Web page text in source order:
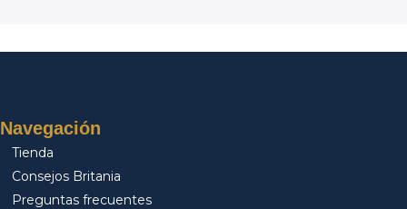
Navegación
Tienda
Consejos Britania
Preguntas frecuentes